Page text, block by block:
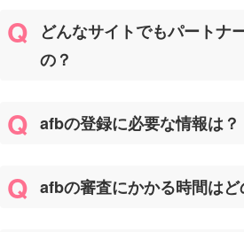
どんなサイトでもパートナ
の？
afbの登録に必要な情報は？
afbの審査にかかる時間はど